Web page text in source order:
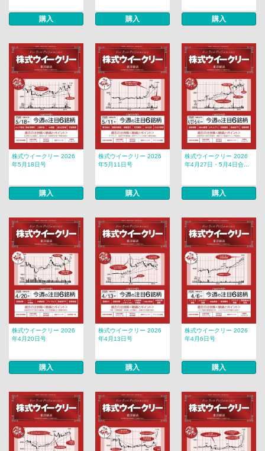
購入 購入 購入
株式ウイークリー 2026
年5月18日号
購入
株式ウイークリー 2026
年5月11日号
購入
株式ウイークリー 2026
年4月27日・5月4日合...
購入
株式ウイークリー 2026
年4月20日号
購入
株式ウイークリー 2026
年4月13日号
購入
株式ウイークリー 2026
年4月6日号
購入